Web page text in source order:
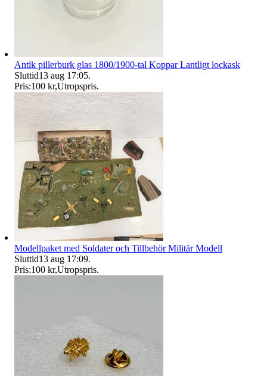
Antik pillerburk glas 1800/1900-tal Koppar Lantligt lockask
Sluttid13 aug 17:05.
Pris:100 kr,Utropspris.
Modellpaket med Soldater och Tillbehör Militär Modell
Sluttid13 aug 17:09.
Pris:100 kr,Utropspris.